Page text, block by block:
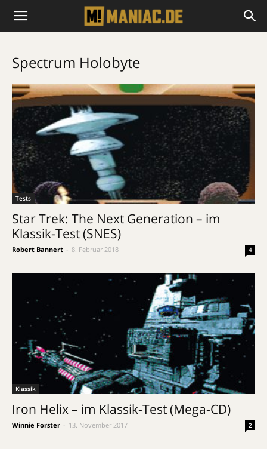
Spectrum Holobyte
Tests
Star Trek: The Next Generation – im
Klassik-Test (SNES)
Robert Bannert 8. Februar 2018 4
Klassik
Iron Helix – im Klassik-Test (Mega-CD)
Winnie Forster 13. November 2017 2